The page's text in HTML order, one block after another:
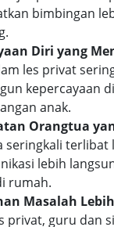
bimbingan
Diri yang
les privat
kepercayaan
anak.
Orangtua
seringkali terlibat
lebih
rumah.
Masalah
privat, guru dan